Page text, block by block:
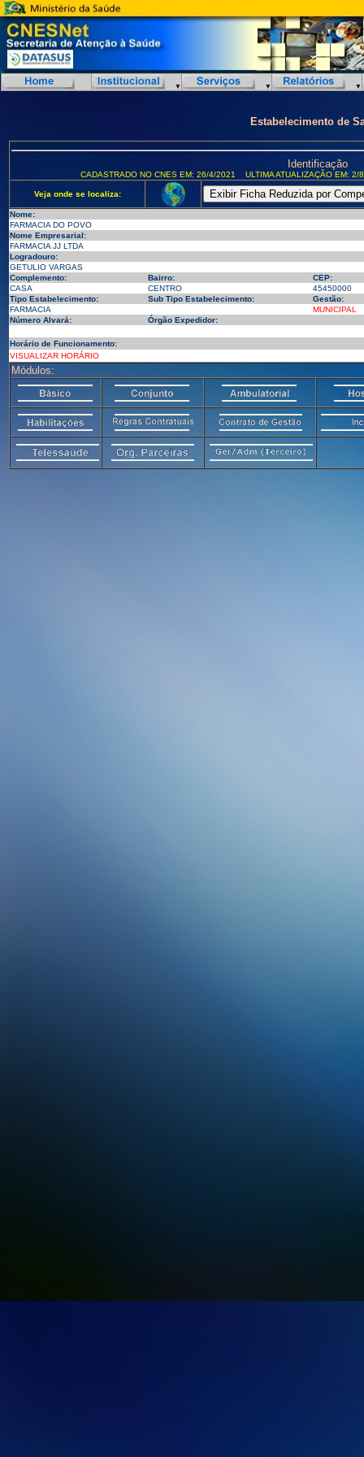
Estabelecimento de
Identificação
CADASTRADO NO CNES EM: 26/4/2021 ULTIMA ATUALIZAÇÃO EM:
Veja onde se localiza:
Nome:
FARMACIA DO POVO
Nome Empresarial:
FARMACIA JJ LTDA
Logradouro:
GETULIO VARGAS
Complemento:
Bairro:
CEP:
CASA
CENTRO
45450000
Tipo Estabelecimento:
Sub Tipo Estabelecimento:
Gestão:
FARMACIA
MUNICIPAL
Número Alvará:
Órgão Expedidor:
Horário de Funcionamento:
VISUALIZAR HORÁRIO
Módulos: